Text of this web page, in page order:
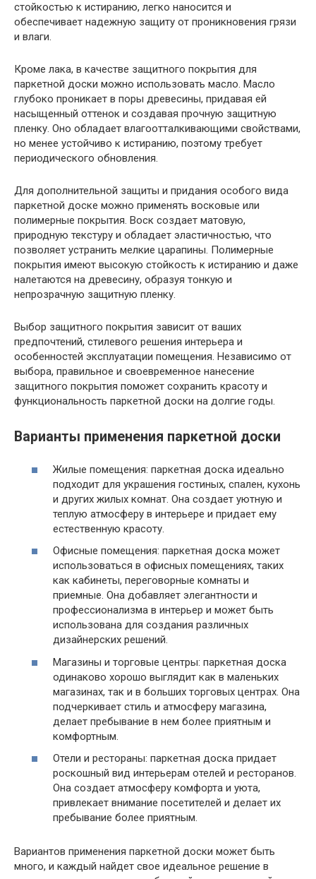
стойкостью к истиранию, легко наносится и
обеспечивает надежную защиту от проникновения грязи
и влаги.
Кроме лака, в качестве защитного покрытия для
паркетной доски можно использовать масло. Масло
глубоко проникает в поры древесины, придавая ей
насыщенный оттенок и создавая прочную защитную
пленку. Оно обладает влагоотталкивающими свойствами,
но менее устойчиво к истиранию, поэтому требует
периодического обновления.
Для дополнительной защиты и придания особого вида
паркетной доске можно применять восковые или
полимерные покрытия. Воск создает матовую,
природную текстуру и обладает эластичностью, что
позволяет устранить мелкие царапины. Полимерные
покрытия имеют высокую стойкость к истиранию и даже
налетаются на древесину, образуя тонкую и
непрозрачную защитную пленку.
Выбор защитного покрытия зависит от ваших
предпочтений, стилевого решения интерьера и
особенностей эксплуатации помещения. Независимо от
выбора, правильное и своевременное нанесение
защитного покрытия поможет сохранить красоту и
функциональность паркетной доски на долгие годы.
Варианты применения паркетной доски
Жилые помещения: паркетная доска идеально
подходит для украшения гостиных, спален, кухонь
и других жилых комнат. Она создает уютную и
теплую атмосферу в интерьере и придает ему
естественную красоту.
Офисные помещения: паркетная доска может
использоваться в офисных помещениях, таких
как кабинеты, переговорные комнаты и
приемные. Она добавляет элегантности и
профессионализма в интерьер и может быть
использована для создания различных
дизайнерских решений.
Магазины и торговые центры: паркетная доска
одинаково хорошо выглядит как в маленьких
магазинах, так и в больших торговых центрах. Она
подчеркивает стиль и атмосферу магазина,
делает пребывание в нем более приятным и
комфортным.
Отели и рестораны: паркетная доска придает
роскошный вид интерьерам отелей и ресторанов.
Она создает атмосферу комфорта и уюта,
привлекает внимание посетителей и делает их
пребывание более приятным.
Вариантов применения паркетной доски может быть
много, и каждый найдет свое идеальное решение в